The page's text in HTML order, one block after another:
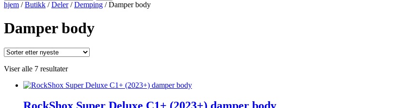
hjem /Butikk /Deler/Demping /Damper body
Damper body
Viser alle 7 resultaterSortert
nyeste
RockShox Super Deluxe C1+ (2023+) damper body